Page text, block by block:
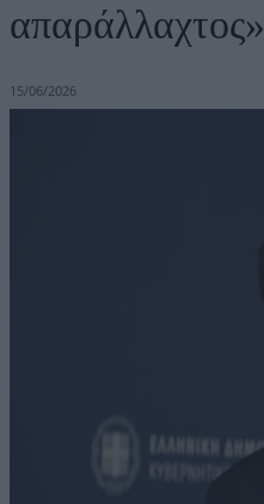
απαράλλαχτος»
15/06/2026